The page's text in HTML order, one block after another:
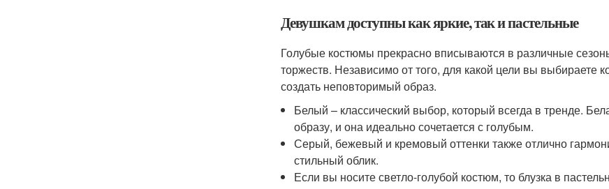
Девушкам доступны как яркие, так и пастельные
Голубые костюмы прекрасно вписываются в различные
торжеств. Независимо от того, для какой цели вы выбираете
создать неповторимый образ.
Белый – классический выбор, который всегда в тренде.
образу, и она идеально сочетается с голубым.
Серый, бежевый и кремовый оттенки также отлично
стильный облик.
Если вы носите светло-голубой костюм, то блузка в